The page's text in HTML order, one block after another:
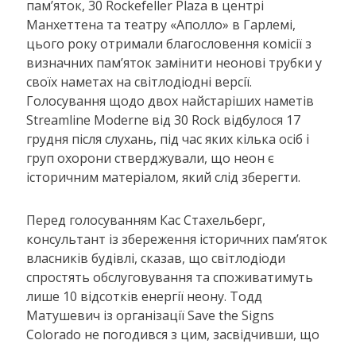
пам’яток, 30 Rockefeller Plaza в центрі
Манхеттена та театру «Аполло» в Гарлемі,
цього року отримали благословення комісії з
визначних пам’яток замінити неонові трубки у
своїх наметах на світлодіодні версії.
Голосування щодо двох найстаріших наметів
Streamline Moderne від 30 Rock відбулося 17
грудня після слухань, під час яких кілька осіб і
груп охорони стверджували, що неон є
історичним матеріалом, який слід зберегти.
Перед голосуванням Кас Стахельберг,
консультант із збереження історичних пам’яток
власників будівлі, сказав, що світлодіоди
спростять обслуговування та споживатимуть
лише 10 відсотків енергії неону. Тодд
Матушевич із організації Save the Signs
Colorado не погодився з цим, засвідчивши, що